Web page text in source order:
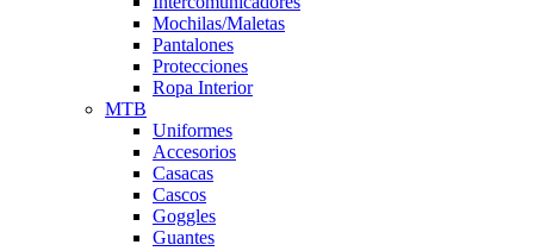
Mochilas/Maletas
Pantalones
Protecciones
Ropa Interior
MTB
Uniformes
Accesorios
Casacas
Cascos
Goggles
Guantes